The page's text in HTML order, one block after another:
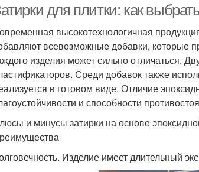
для плитки: как
высокотехнологичная
всевозможные добавки, которые
изделия может сильно отличаться.
Среди добавок также
в готовом виде. Отличие
и способности
и минусы затирки на основе
Изделие имеет длительный